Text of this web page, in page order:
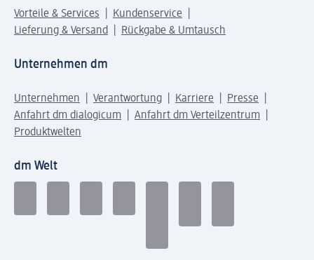
Vorteile & Services
Kundenservice
Lieferung & Versand
Rückgabe & Umtausch
Unternehmen dm
Unternehmen Verantwortung Karriere
Presse
Anfahrt dm dialogicum
Anfahrt dm Verteilzentrum
Produktwelten
dm Welt